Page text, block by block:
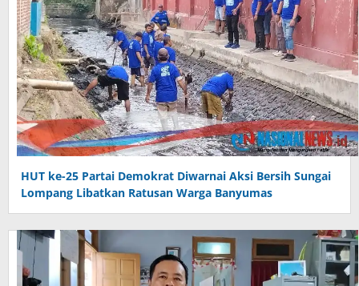
HUT ke-25 Partai Demokrat Diwarnai Aksi Bersih Sungai
Lompang Libatkan Ratusan Warga Banyumas